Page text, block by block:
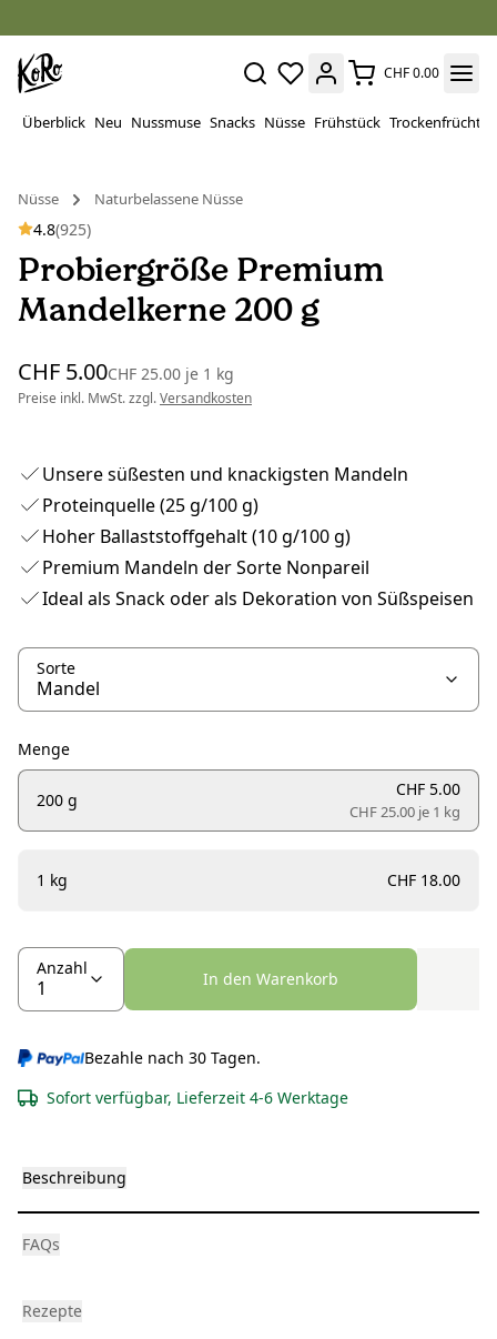
CHF 0.00
Überblick Neu Nussmuse Snacks Nüsse Frühstück Trockenfrüchte
Nüsse
Naturbelassene Nüsse
4.8(925)
Probiergröße Premium
Mandelkerne 200 g
CHF 5.00CHF 25.00 je 1 kg
Preise inkl. MwSt. zzgl.Versandkosten
Unsere süßesten und knackigsten Mandeln
Proteinquelle (25 g/100 g)
Hoher Ballaststoffgehalt (10 g/100 g)
Premium Mandeln der Sorte Nonpareil
Ideal als Snack oder als Dekoration von Süßspeisen
Sorte
Menge
200 g
CHF 5.00
CHF 25.00 je 1 kg
1 kg CHF 18.00
Anzahl
In den Warenkorb
Bezahle nach 30 Tagen.
Sofort verfügbar, Lieferzeit 4-6 Werktage
Beschreibung
FAQs
Rezepte